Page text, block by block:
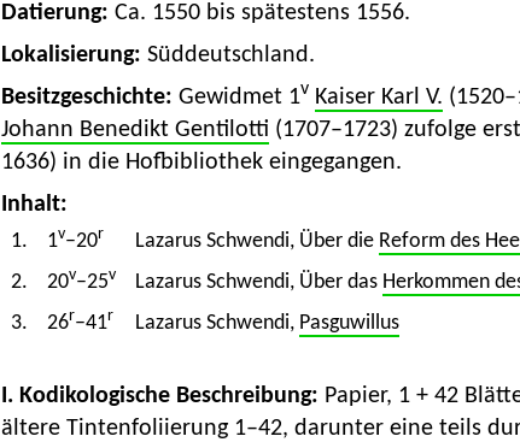
Datierung: Ca. 1550 bis spätestens 1556.
Lokalisierung: Süddeutschland.
Besitzgeschichte: Gewidmet 1v Kaiser Karl V.
Johann Benedikt Gentilotti (1707–1723) zufolge
1636) in die Hofbibliothek eingegangen.
Inhalt:
1. 1v–20r Lazarus Schwendi, Über die Reform des
2.
20v–25v Lazarus Schwendi, Über das Herkommen
3.
26r–41r Lazarus Schwendi, Pasguwillus
I. Kodikologische Beschreibung: Papier, 1 + 42
ältere Tintenfoliierung 1–42, darunter eine teils